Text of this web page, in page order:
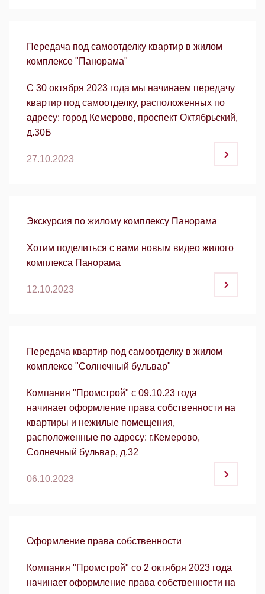
Передача под самоотделку квартир в жилом
комплексе "Панорама"
С 30 октября 2023 года мы начинаем передачу
квартир под самоотделку, расположенных по
адресу: город Кемерово, проспект Октябрьский,
д.30Б
27.10.2023
Экскурсия по жилому комплексу Панорама
Хотим поделиться с вами новым видео жилого
комплекса Панорама
12.10.2023
Передача квартир под самоотделку в жилом
комплексе "Солнечный бульвар"
Компания "Промстрой" с 09.10.23 года
начинает оформление права собственности на
квартиры и нежилые помещения,
расположенные по адресу: г.Кемерово,
Солнечный бульвар, д.32
06.10.2023
Оформление права собственности
Компания "Промстрой" со 2 октября 2023 года
начинает оформление права собственности на